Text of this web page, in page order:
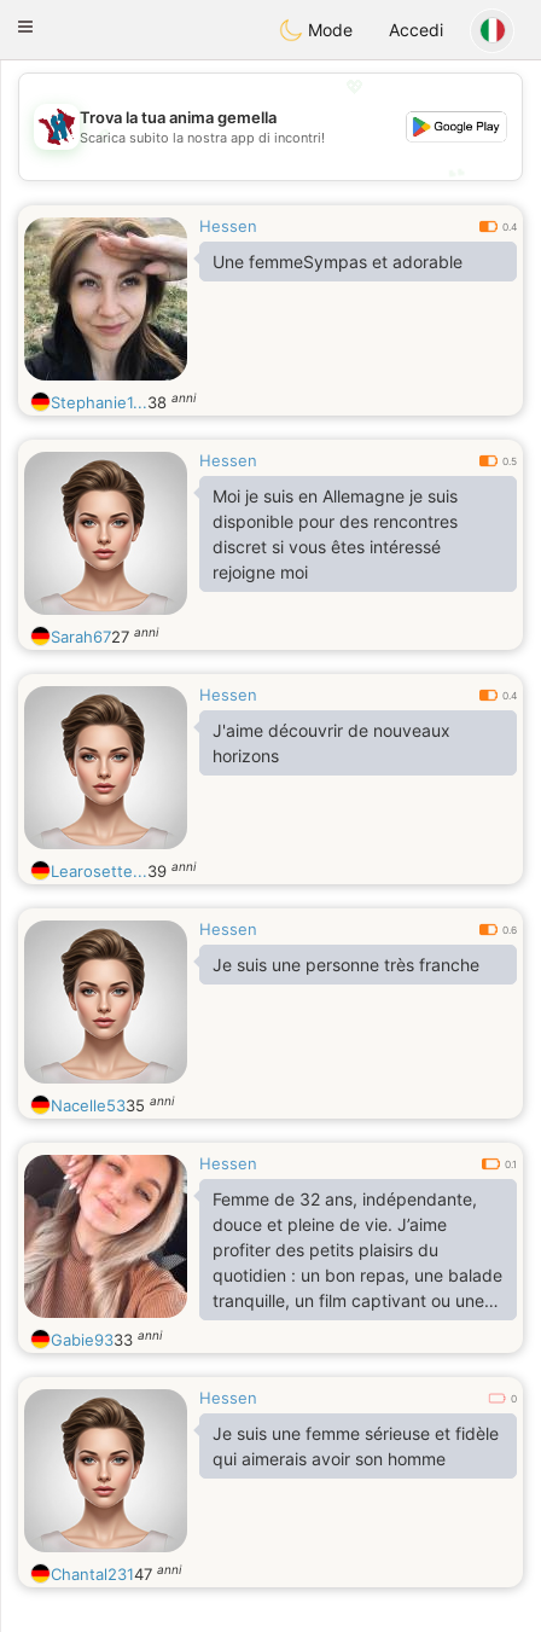
Taimerais
Toggle
Mode Accedi
💖
💕
Trova la tua anima gemella
Scarica subito la nostra app di incontri!
Hessen 0.4
Une femmeSympas et adorable
Stephanie1...38 anni
Hessen 0.5
Moi je suis en Allemagne je suis
disponible pour des rencontres
discret si vous êtes intéressé
rejoigne moi
Sarah6727 anni
Hessen 0.4
J'aime découvrir de nouveaux
horizons
Learosette...39 anni
Hessen 0.6
Je suis une personne très franche
Nacelle5335 anni
Hessen 0.1
Femme de 32 ans, indépendante,
douce et pleine de vie. J’aime
profiter des petits plaisirs du
quotidien : un bon repas, une balade
tranquille, un film captivant ou une
discussion sincère autour d’un café.
Je suis quelqu’un de simple,
une personne calme mais avec du
caractère quand il le faut. J’accorde
beaucoup d’importance au respect,
à la communication et à la complicité
Gabie9333 anni
Hessen 0
Je suis une femme sérieuse et fidèle
qui aimerais avoir son homme
Chantal23147 anni